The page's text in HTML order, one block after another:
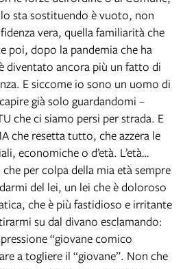
sta sostituendo è vuoto, non
vera, quella familiarità che
poi, dopo la pandemia che ha
diventato ancora più un fatto di
E siccome io sono un uomo di
già solo guardandomi –
che ci siamo persi per strada. E
che resetta tutto, che azzera le
economiche o d’età. L’età…
per colpa della mia età sempre
del lei, un lei che è doloroso
che è più fastidioso e irritante
su dal divano esclamando:
“giovane comico
a togliere il “giovane”. Non che